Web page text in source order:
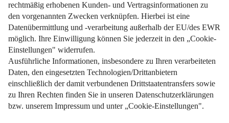
Impressum Datenschutz Nutzungsbedingungen
Pflichtinformationen AGB Über uns Bildquellen
Barrierefreiheit Widerrufsformular
Cookie-Einstellungen